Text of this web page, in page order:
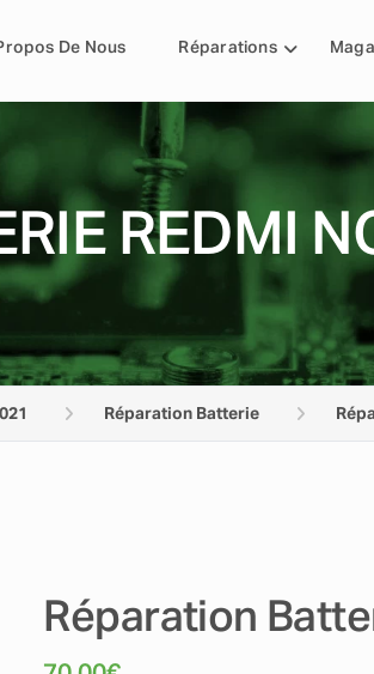
De Nous Réparations
REDMI
Réparation Batterie
Réparation